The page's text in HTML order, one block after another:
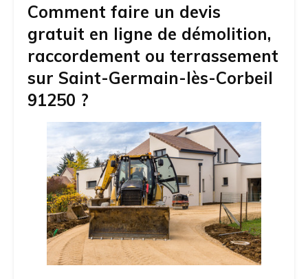
Comment faire un devis
gratuit en ligne de démolition,
raccordement ou terrassement
sur Saint-Germain-lès-Corbeil
91250 ?